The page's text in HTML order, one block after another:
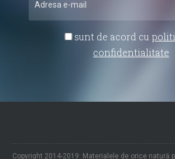
sunt de acord cu
confidentialitate
Copyright 2014-2019: Materialele de orice natură